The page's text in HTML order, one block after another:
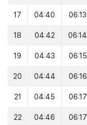
17 04:40 06:13
18 04:42 06:14
19 04:43 06:15
20 04:44 06:16
21 04:45 06:17
22 04:46 06:17